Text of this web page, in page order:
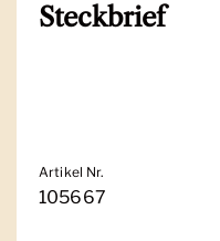
Steckbrief
Artikel Nr.
105667